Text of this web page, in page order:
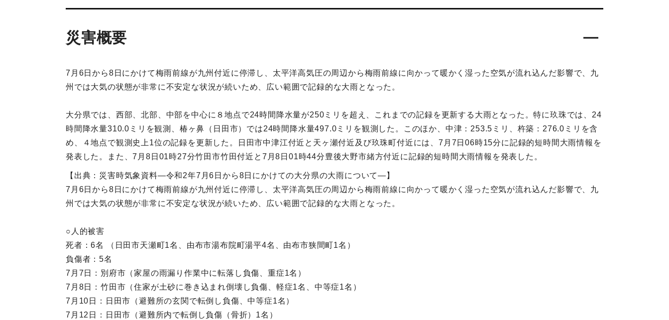
災害概要
7月6日から8日にかけて梅雨前線が九州付近に停滞し、太平洋高気圧の周辺から梅雨前線に向かって暖かく湿った空気が流れ込んだ影響で、九
州では大気の状態が非常に不安定な状況が続いため、広い範囲で記録的な大雨となった。
大分県では、西部、北部、中部を中心に８地点で24時間降水量が250ミリを超え、これまでの記録を更新する大雨となった。特に玖珠では、24
時間降水量310.0ミリを観測、椿ヶ鼻（日田市）では24時間降水量497.0ミリを観測した。このほか、中津：253.5ミリ、杵築：276.0ミリを含
め、４地点で観測史上1位の記録を更新した。日田市中津江付近と天ヶ瀬付近及び玖珠町付近には、7月7日06時15分に記録的短時間大雨情報を
発表した。また、7月8日01時27分竹田市竹田付近と7月8日01時44分豊後大野市緒方付近に記録的短時間大雨情報を発表した。
【出典：災害時気象資料―令和2年7月6日から8日にかけての大分県の大雨について―】
7月6日から8日にかけて梅雨前線が九州付近に停滞し、太平洋高気圧の周辺から梅雨前線に向かって暖かく湿った空気が流れ込んだ影響で、九
州では大気の状態が非常に不安定な状況が続いため、広い範囲で記録的な大雨となった。
○人的被害
死者：6名 （日田市天瀬町1名、由布市湯布院町湯平4名、由布市狭間町1名）
負傷者：5名
7月7日：別府市（家屋の雨漏り作業中に転落し負傷、重症1名）
7月8日：竹田市（住家が土砂に巻き込まれ倒壊し負傷、軽症1名、中等症1名）
7月10日：日田市（避難所の玄関で転倒し負傷、中等症1名）
7月12日：日田市（避難所内で転倒し負傷（骨折）1名）